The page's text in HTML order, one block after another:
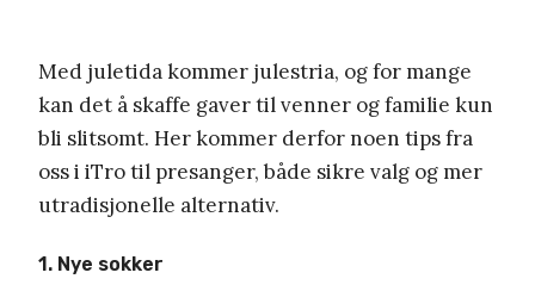
Med juletida kommer julestria, og for mange
kan det å skaffe gaver til venner og familie kun
bli slitsomt. Her kommer derfor noen tips fra
oss i iTro til presanger, både sikre valg og mer
utradisjonelle alternativ.
1. Nye sokker